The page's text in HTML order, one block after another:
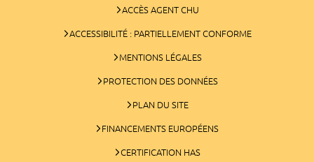
ACCÈS AGENT CHU
ACCESSIBILITÉ : PARTIELLEMENT CONFORME
MENTIONS LÉGALES
PROTECTION DES DONNÉES
PLAN DU SITE
FINANCEMENTS EUROPÉENS
CERTIFICATION HAS